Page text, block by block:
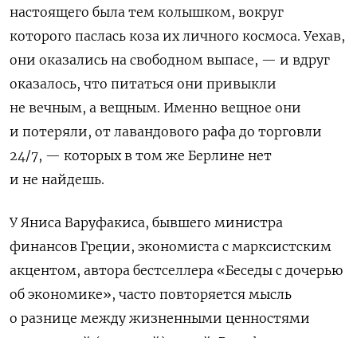
настоящего была тем колышком, вокруг
которого паслась коза их личного космоса. Уехав,
они оказались на свободном выпасе, — и вдруг
оказалось, что питаться они привыкли
не вечным, а вещным. Именно вещное они
и потеряли, от лавандового рафа до торговли
24/7, — которых в том же Берлине нет
и не найдешь.
У Яниса Варуфакиса, бывшего министра
финансов Греции, экономиста с марксистским
акцентом, автора бестселлера «Беседы с дочерью
об экономике», часто повторяется мысль
о разнице между жизненными ценностями